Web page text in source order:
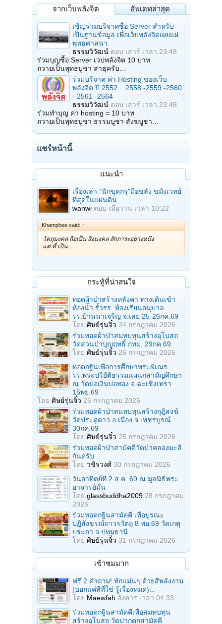
จากเว็บพลังจิต อัพเดทล่าสุด
เชิญร่วมบริจาคซื้อ Server สำหรับ
เป็นฐานข้อมูล เพื่อเว็บพลังจิตเผยแผ่
พุทธศาสนา
ธรรมวิวัฒน์ ตอบ เสาร์ เวลา 23:48
ร่วมบุญซื้อ Server เวปพลังจิต 10 บาท
ถวายเป็นพุทธบูชา สาธุครับ…
ร่วมบริจาค ค่า Hosting ของเว็บ
พลังจิต ปี 2552 ...2558 -2559 -2560
- 2561 -2564
ธรรมวิวัฒน์ ตอบ เสาร์ เวลา 23:48
ร่วมทำบุญ ค่า hosting = 10 บาท
ถวายเป็นพุทธบูชา ธรรมบูชา สังฆบูชา…
แชร์หน้านี้
แนะนำ
เรื่องเล่า "นักขุดกรุ"มือขลัง ขมังเวทย์
ที่สุดในแผ่นดิน
wanwi ตอบ เมื่อวาน เวลา 10:22
Khamphee said: ↑
วัตถุมงคล ถือเป็น สิ่งมงคล สักการะอย่างหนึ่ง
แต่ ที่ เป็น…
กระทู้ที่น่าสนใจ
ทอดผ้าป่าสร้างหลังคา ทางเดินเข้า
ห้องน้ำ รั้วรร. ห้องเรียนอนุบาล
รร.บ้านนาเจริญ จ.เลย 25-26กค.69
โดย ศิษย์รุ่นจิ๋ว 24 กรกฎาคม 2026
ร่วมทอดผ้าป่าสมทบทุนสร้างอุโบสถ
วัดสวนป่าบุญฤทธิ์ กทม. 29กค.69
โดย ศิษย์รุ่นจิ๋ว 26 กรกฎาคม 2026
ทอดกฐินเพื่อการศึกษาพระ&เณร
รร.พระปริยัติธรรมเเผนกสามัญศึกษา
ณ วัดบ่อเงินบ่อทอง จ.ฉะเชิงเทรา
15พย.69
โดย ศิษย์รุ่นจิ๋ว 25 กรกฎาคม 2026
ร่วมทอดผ้าป่าสมทบทุนสร้างกุฎิสงฆ์
วัดประตูดาว อ.เมือง จ.เพชรบูรณ์
30กค.69
โดย ศิษย์รุ่นจิ๋ว 25 กรกฎาคม 2026
ร่วมทอดผ้าป่าสามัคคีวัดป่าคลองมะลิ
กันครับ
โดย วชิรวงศ์ 30 กรกฎาคม 2026
วันอาทิตย์ที่ 2 ส.ค. 69 ณ มูลนิธิพระ
อาจารย์มั่น
โดย glassbuddha2009 28 กรกฎาคม
2026
ร่วมทอดกฐินสามัคคี เพื่อบูรณะ
ปฏิสังขรณ์ถาวรวัตถุ 8 พย.69 วัดเกตุ
ประภา จ.ปทุมธานี
โดย ศิษย์รุ่นจิ๋ว 31 กรกฎาคม 2026
เข้าชมมาก
ฟรี 2 คำถาม! ทักแม่นๆ ด้วยสีพลังงาน
(บอกแค่สีที่ใช่ รู้เรื่องหมด)...
โดย Maewfah อังคาร เวลา 04:33
ร่วมทอดกฐินสามัคคีเพื่อสมทบทุน
สร้างอุโบสถ วัดปากตกสามัคคี